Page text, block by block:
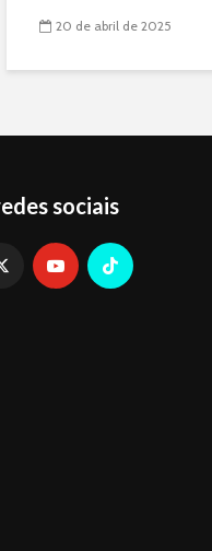
20 de abril de 2025
sociais